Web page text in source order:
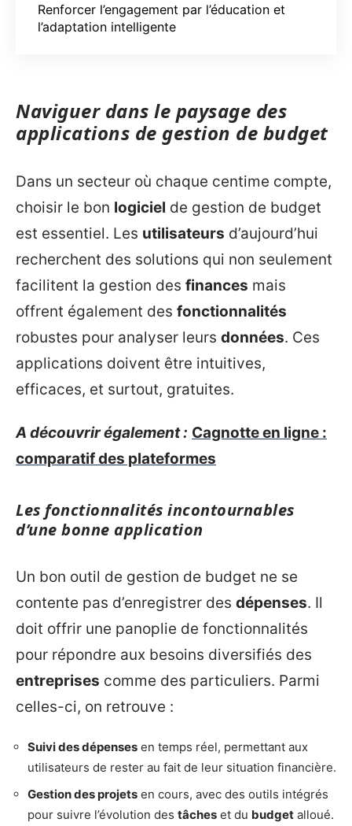
Renforcer l’engagement par l’éducation et
l’adaptation intelligente
Naviguer dans le paysage des
applications de gestion de budget
Dans un secteur où chaque centime compte,
choisir le bon logiciel de gestion de budget
est essentiel. Les utilisateurs d’aujourd’hui
recherchent des solutions qui non seulement
facilitent la gestion des finances mais
offrent également des fonctionnalités
robustes pour analyser leurs données. Ces
applications doivent être intuitives,
efficaces, et surtout, gratuites.
A découvrir également : Cagnotte en ligne :
comparatif des plateformes
Les fonctionnalités incontournables
d’une bonne application
Un bon outil de gestion de budget ne se
contente pas d’enregistrer des dépenses. Il
doit offrir une panoplie de fonctionnalités
pour répondre aux besoins diversifiés des
entreprises comme des particuliers. Parmi
celles-ci, on retrouve :
Suivi des dépenses en temps réel, permettant aux
utilisateurs de rester au fait de leur situation financière.
Gestion des projets en cours, avec des outils intégrés
pour suivre l’évolution des tâches et du budget alloué.